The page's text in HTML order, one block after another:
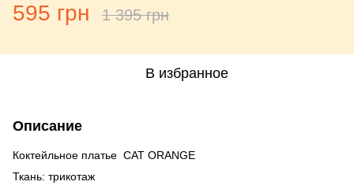
595 грн 1 395 грн
В избранное
Описание
Коктейльное платье CAT ORANGE
Ткань: трикотаж